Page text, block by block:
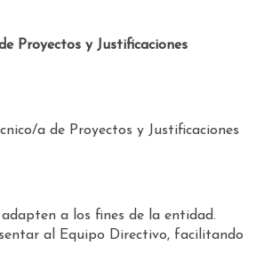
Proyectos y Justificaciones
a de Proyectos y Justificaciones
a los fines de la entidad.
al Equipo Directivo, facilitando